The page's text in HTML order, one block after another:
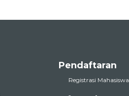
Pendaftaran
Registrasi Mahasiswa